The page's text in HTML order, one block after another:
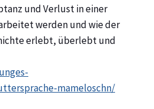
und Verlust in einer
werden und wie der
erlebt, überlebt und
mameloschn/